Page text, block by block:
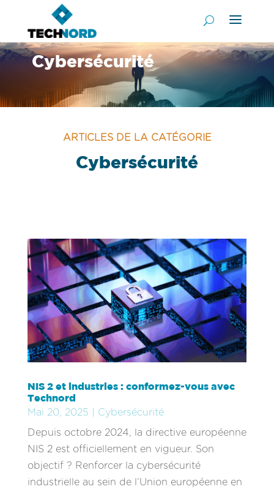
Cybersécurité
ARTICLES DE LA CATÉGORIE
Cybersécurité
NIS 2 et industries : conformez-vous avec
Technord
Mai 20, 2025
Cybersécurité
Depuis octobre 2024, la directive européenne
NIS 2 est officiellement en vigueur. Son
objectif ? Renforcer la cybersécurité
industrielle au sein de l’Union européenne en